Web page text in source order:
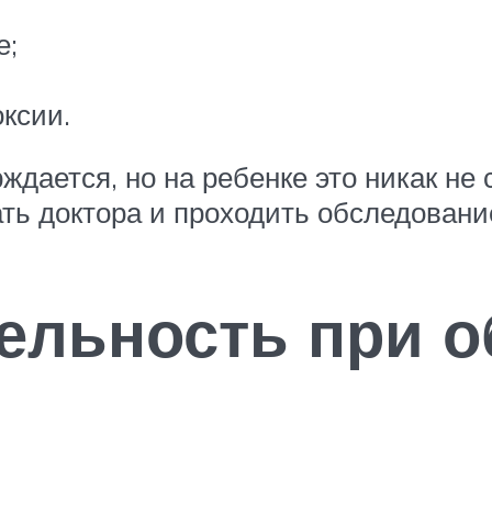
но на ребенке это никак не
доктора и проходить
при